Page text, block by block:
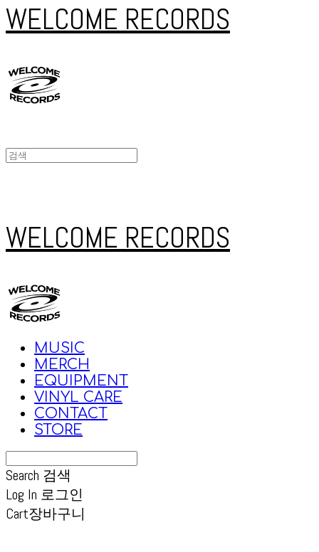
WELCOME RECORDS
WELCOME RECORDS
MUSIC
MERCH
EQUIPMENT
VINYL CARE
CONTACT
STORE
Search 검색
Log In 로그인
Cart장바구니